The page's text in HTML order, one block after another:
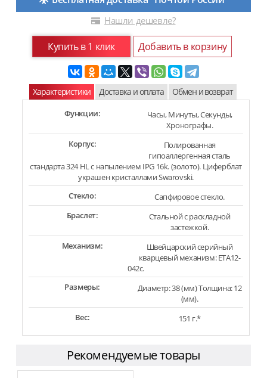
Нашли дешевле?
Купить в 1 клик Добавить в корзину
Характеристики Доставка и оплата Обмен и возврат
Функции:
Часы, Минуты, Секунды,
Хронографы.
Корпус:
Полированная
гипоаллергенная сталь
стандарта 324 HL с напылением IPG 16k. (золото). Циферблат
украшен кристаллами Swarovski.
Стекло:
Сапфировое стекло.
Браслет:
Стальной с раскладной
застежкой.
Механизм:
Швейцарский серийный
кварцевый механизм: ETA12-
042c.
Размеры:
Диаметр: 38 (мм) Толщина: 12
(мм).
Вес:
151 г.*
Рекомендуемые товары